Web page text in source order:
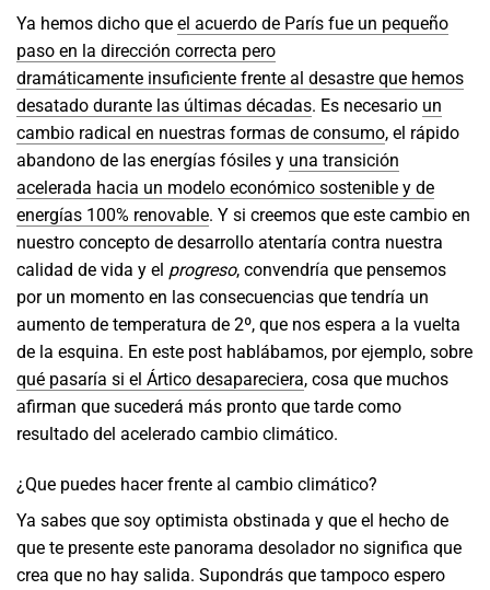
Ya hemos dicho que el acuerdo de París fue un pequeño
paso en la dirección correcta pero
dramáticamente insuficiente frente al desastre que hemos
desatado durante las últimas décadas. Es necesario un
cambio radical en nuestras formas de consumo, el rápido
abandono de las energías fósiles y una transición
acelerada hacia un modelo económico sostenible y de
energías 100% renovable. Y si creemos que este cambio en
nuestro concepto de desarrollo atentaría contra nuestra
calidad de vida y el progreso, convendría que pensemos
por un momento en las consecuencias que tendría un
aumento de temperatura de 2º, que nos espera a la vuelta
de la esquina. En este post hablábamos, por ejemplo, sobre
qué pasaría si el Ártico desapareciera, cosa que muchos
afirman que sucederá más pronto que tarde como
resultado del acelerado cambio climático.
¿Que puedes hacer frente al cambio climático?
Ya sabes que soy optimista obstinada y que el hecho de
que te presente este panorama desolador no significa que
crea que no hay salida. Supondrás que tampoco espero